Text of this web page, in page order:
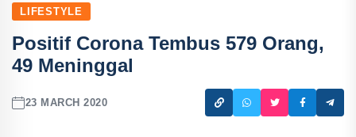
LIFESTYLE
Positif Corona Tembus 579 Orang,
49 Meninggal
23 MARCH 2020